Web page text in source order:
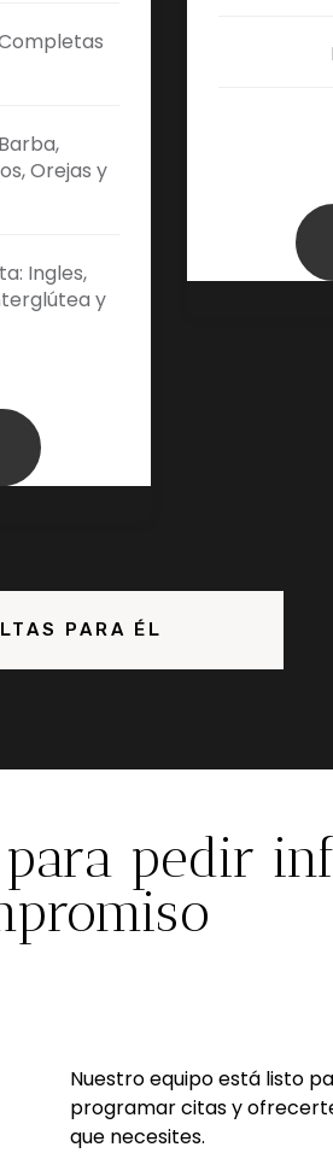
Orejas y
Ingles,
y
PARA ÉL
pedir
Nuestro equipo está listo
programar citas y
que necesites.